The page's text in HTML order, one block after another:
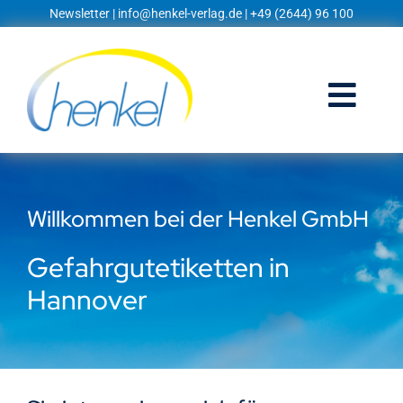
Inhalt
Newsletter | info@henkel-verlag.de | +49 (2644) 96 100
Startseite
Shop
Blog
Prospekte
Techniklexikon
Willkommen bei der Henkel GmbH
Gefahrgutetiketten in
Hannover